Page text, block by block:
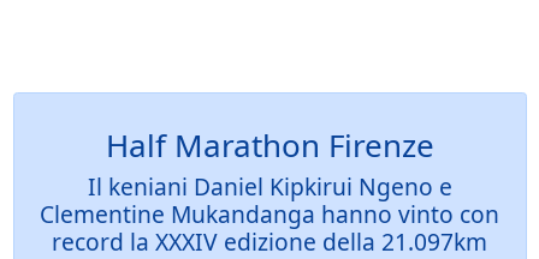
Half Marathon Firenze
Il keniani Daniel Kipkirui Ngeno e
Clementine Mukandanga hanno vinto con
record la XXXIV edizione della 21.097km